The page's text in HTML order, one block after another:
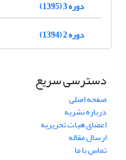
دوره 3 (1395)
دوره 2 (1394)
دسترسی سریع
صفحه اصلی
درباره نشریه
اعضای هیات تحریریه
ارسال مقاله
تماس با ما